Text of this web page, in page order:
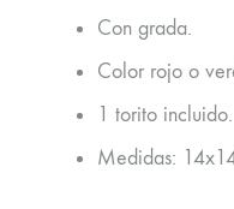
Con grada.
Color rojo o
1 torito incluido.
Medidas: